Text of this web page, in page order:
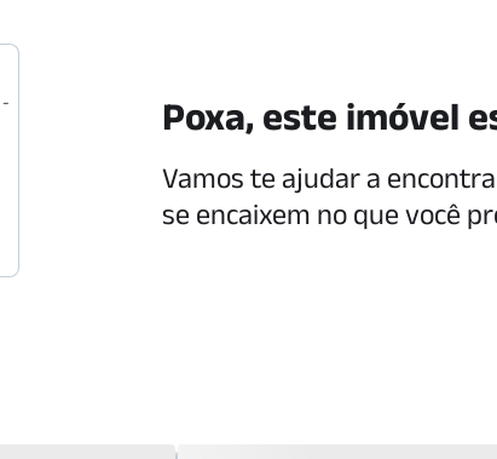
-
Poxa, este imóvel
Vamos te ajudar a
se encaixem no que você